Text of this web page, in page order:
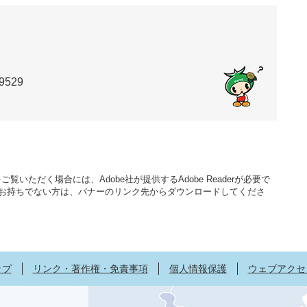
覧いただく場合には、Adobe社が提供するAdobe Readerが必要で
持ちでない方は、バナーのリンク先からダウンロードしてくださ
リンク・著作権・免責事項 個人情報保護 ウェブアク